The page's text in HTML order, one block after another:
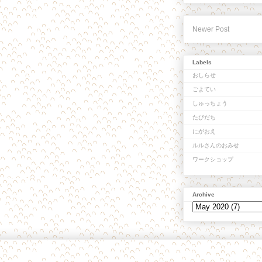
Newer Post
Labels
おしらせ
ごよてい
しゅっちょう
たびだち
にがおえ
ルルさんのおみせ
ワークショップ
Archive